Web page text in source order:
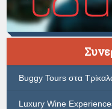
Buggy Tours στα
Luxury Wine